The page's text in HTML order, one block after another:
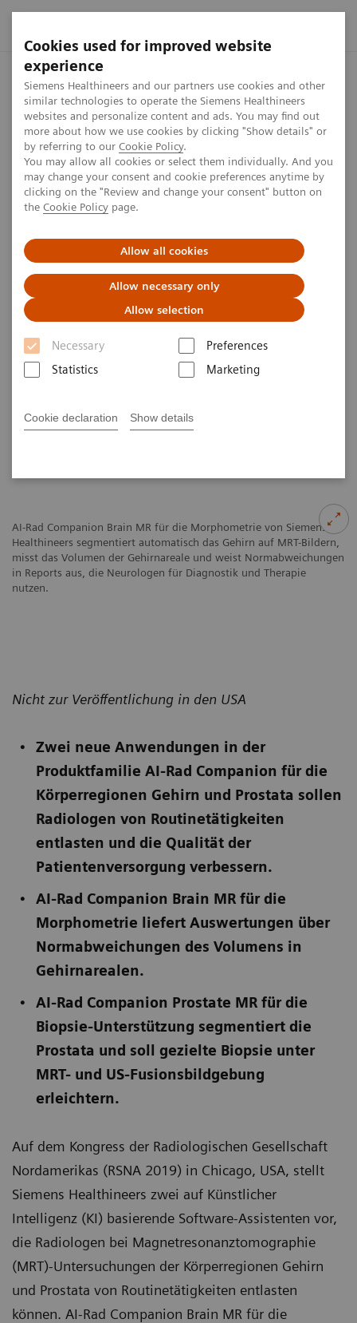
Cookies used for improved website
experience
Siemens Healthineers and our partners use cookies and other
similar technologies to operate the Siemens Healthineers
websites and personalize content and ads. You may find out
more about how we use cookies by clicking "Show details" or
by referring to our Cookie Policy.
You may allow all cookies or select them individually. And you
may change your consent and cookie preferences anytime by
clicking on the "Review and change your consent" button on
the Cookie Policy page.
Allow all cookies
Allow necessary only
Allow selection
Necessary
Preferences
Statistics
Marketing
Cookie declaration Show details
Startseite Presse Center Presseinformationen Siemens
Press release
Siemens Healthineers
präsentiert KI-basierte
Assistenten für die
Magnetresonanztomographie
RSNA 2019 in Chicago: Halle Nord, Stand 7530
AI-Rad Companion Brain MR für die Morphometrie von Siemens
Healthineers segmentiert automatisch das Gehirn auf MRT-Bildern,
misst das Volumen der Gehirnareale und weist Normabweichungen
in Reports aus, die Neurologen für Diagnostik und Therapie
nutzen.
Nicht zur Veröffentlichung in den USA
Zwei neue Anwendungen in der
Produktfamilie AI-Rad Companion für die
Körperregionen Gehirn und Prostata sollen
Radiologen von Routinetätigkeiten
entlasten und die Qualität der
Patientenversorgung verbessern.
AI-Rad Companion Brain MR für die
Morphometrie liefert Auswertungen über
Normabweichungen des Volumens in
Gehirnarealen.
AI-Rad Companion Prostate MR für die
Biopsie-Unterstützung segmentiert die
Prostata und soll gezielte Biopsie unter
MRT- und US-Fusionsbildgebung
erleichtern.
Auf dem Kongress der Radiologischen Gesellschaft
Nordamerikas (RSNA 2019) in Chicago, USA, stellt
Siemens Healthineers zwei auf Künstlicher
Intelligenz (KI) basierende Software-Assistenten vor,
die Radiologen bei Magnetresonanztomographie
(MRT)-Untersuchungen der Körperregionen Gehirn
und Prostata von Routinetätigkeiten entlasten
können. AI-Rad Companion Brain MR für die